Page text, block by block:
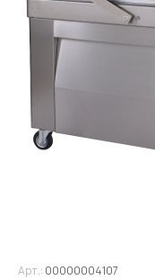
Арт.: 00000004107